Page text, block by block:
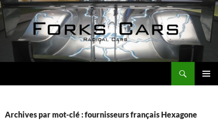
Aller
au
contenu
Archives par mot-clé : fournisseurs français Hexagone